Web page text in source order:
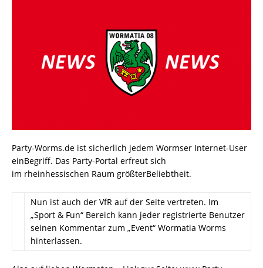
Party-Worms.de ist sicherlich jedem Wormser Internet-User
einBegriff. Das Party-Portal erfreut sich
im rheinhessischen Raum größterBeliebtheit.
Nun ist auch der VfR auf der Seite vertreten. Im
„Sport & Fun“ Bereich kann jeder registrierte Benutzer
seinen Kommentar zum „Event“ Wormatia Worms
hinterlassen.